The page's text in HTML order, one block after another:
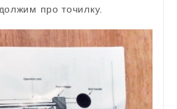
про точилку.